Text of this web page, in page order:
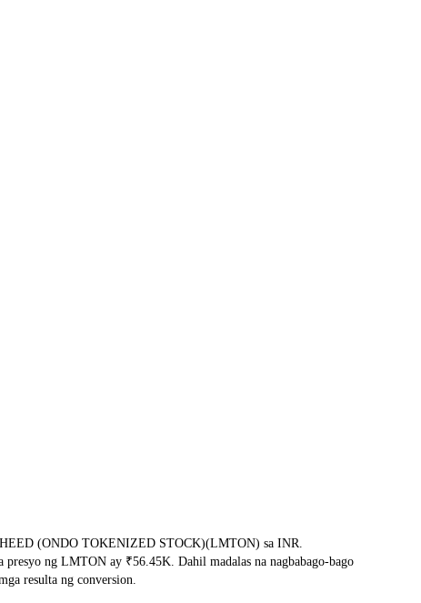
(ONDO TOKENIZED STOCK)(LMTON) sa INR.
ng LMTON ay ₹56.45K. Dahil madalas na nagbabago-bago
resulta ng conversion.